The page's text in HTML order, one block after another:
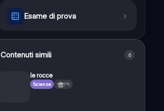
Esame di prova
Contenuti simili 6
le rocce
Scienze 1ªl